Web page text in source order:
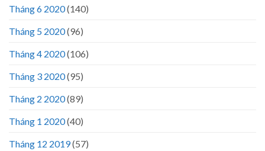
Tháng 6 2020(140)
Tháng 5 2020(96)
Tháng 4 2020(106)
Tháng 3 2020(95)
Tháng 2 2020(89)
Tháng 1 2020(40)
Tháng 12 2019(57)